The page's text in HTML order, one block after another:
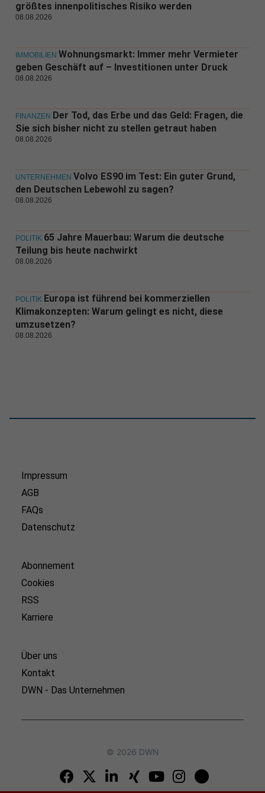
größtes innenpolitisches Risiko werden
08.08.2026
IMMOBILIEN Wohnungsmarkt: Immer mehr Vermieter
geben Geschäft auf – Investitionen unter Druck
08.08.2026
FINANZEN Der Tod, das Erbe und das Geld: Fragen, die
Sie sich bisher nicht zu stellen getraut haben
08.08.2026
UNTERNEHMEN Volvo ES90 im Test: Ein guter Grund,
den Deutschen Lebewohl zu sagen?
08.08.2026
POLITIK 65 Jahre Mauerbau: Warum die deutsche
Teilung bis heute nachwirkt
08.08.2026
POLITIK Europa ist führend bei kommerziellen
Klimakonzepten: Warum gelingt es nicht, diese
umzusetzen?
08.08.2026
Impressum
AGB
FAQs
Datenschutz
Abonnement
Cookies
RSS
Karriere
Über uns
Kontakt
DWN - Das Unternehmen
© 2026 DWN